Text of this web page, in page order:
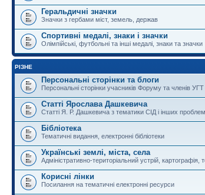
Геральдичні значки
Значки з гербами міст, земель, держав
Спортивні медалі, знаки і значки
Олімпійські, футбольні та інші медалі, знаки та значки
РІЗНЕ
Персональні сторінки та блоги
Персональні сторінки учасників Форуму та членів УГТ
Статті Ярослава Дашкевича
Статті Я. Р. Дашкевича з тематики СІД і інших
Бібліотека
Тематичні видання, електронні бібліотеки
Українські землі, міста, села
Адміністративно-територіальний устрій, картографія,
Корисні лінки
Посилання на тематичні електронні ресурси